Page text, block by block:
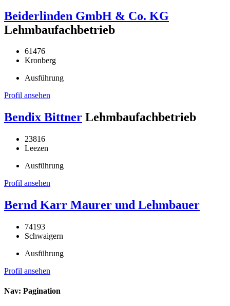
Beiderlinden GmbH & Co. KG
Lehmbaufachbetrieb
61476
Kronberg
Ausführung
Profil ansehen
Bendix Bittner Lehmbaufachbetrieb
23816
Leezen
Ausführung
Profil ansehen
Bernd Karr Maurer und Lehmbauer
74193
Schwaigern
Ausführung
Profil ansehen
Nav: Pagination